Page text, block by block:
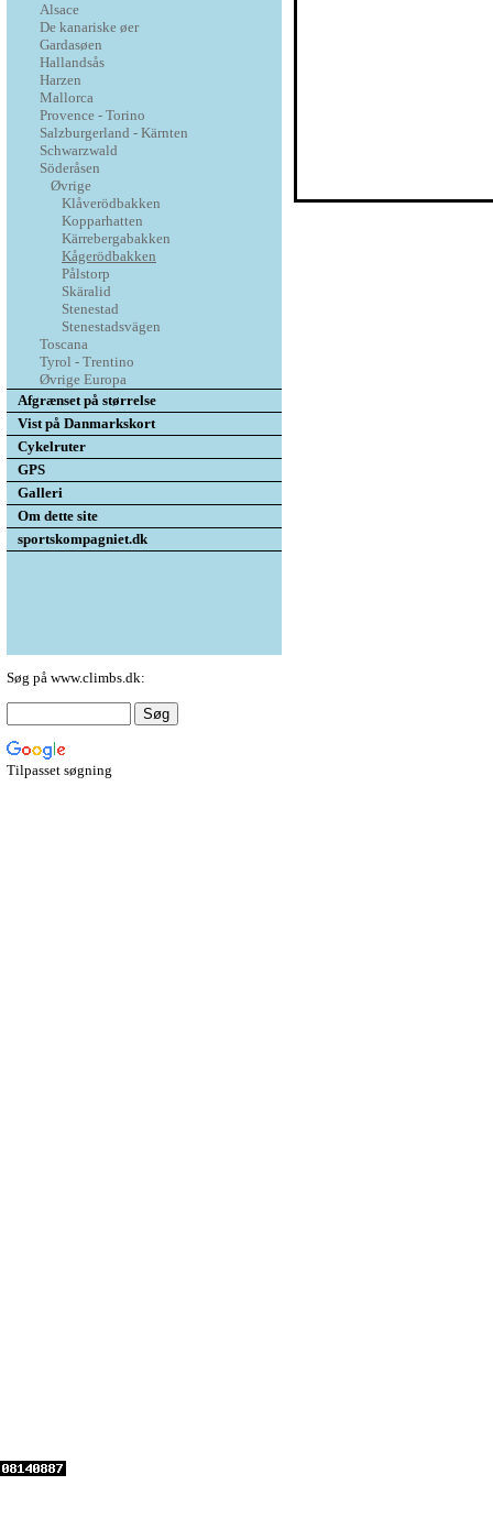
Alsace
De kanariske øer
Gardasøen
Hallandsås
Harzen
Mallorca
Provence - Torino
Salzburgerland - Kärnten
Schwarzwald
Söderåsen
Øvrige
Klåverödbakken
Kopparhatten
Kärrebergabakken
Kågerödbakken
Pålstorp
Skäralid
Stenestad
Stenestadsvägen
Toscana
Tyrol - Trentino
Øvrige Europa
Afgrænset på størrelse
Vist på Danmarkskort
Cykelruter
GPS
Galleri
Om dette site
sportskompagniet.dk
Søg på www.climbs.dk:
Tilpasset søgning